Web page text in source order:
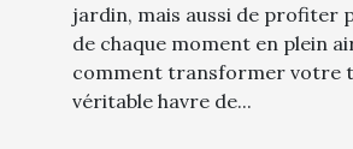
jardin, mais aussi de profiter
de chaque moment en plein
comment transformer votre
véritable havre de...